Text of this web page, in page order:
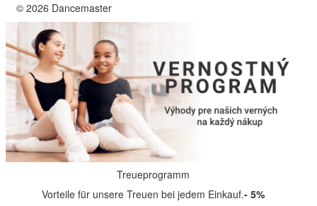
© 2026 Dancemaster
Treueprogramm
Vorteile für unsere Treuen bei jedem Einkauf.- 5%